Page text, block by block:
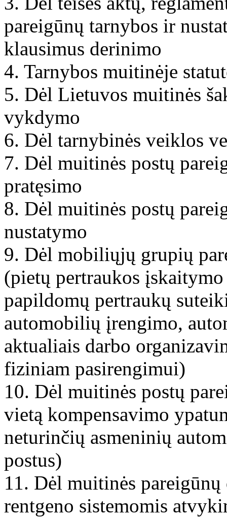
pareigūnų tarnybos ir
klausimus derinimo
4. Tarnybos muitinėje
5. Dėl Lietuvos muitinės
vykdymo
6. Dėl tarnybinės veiklos
7. Dėl muitinės postų
pratęsimo
8. Dėl muitinės postų
nustatymo
9. Dėl mobiliųjų grupių
(pietų pertraukos
papildomų pertraukų
automobilių įrengimo,
aktualiais darbo
fiziniam pasirengimui)
10. Dėl muitinės postų
vietą kompensavimo
neturinčių asmeninių
postus)
11. Dėl muitinės
rentgeno sistemomis